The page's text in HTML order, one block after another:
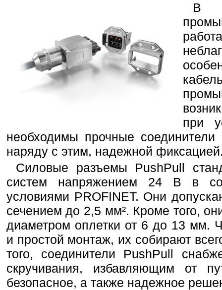
В
при
необходимы прочные
наряду с этим, надежной
Силовые разъемы PushPull
систем напряжением 24 В в
условиями PROFINET. Они
сечением до 2,5 мм². Кроме того,
диаметром оплетки от 6 до 13 мм.
и простой монтаж, их собирают
того, соединители PushPull
скручивания, избавляющим от
безопасное, а также надежное